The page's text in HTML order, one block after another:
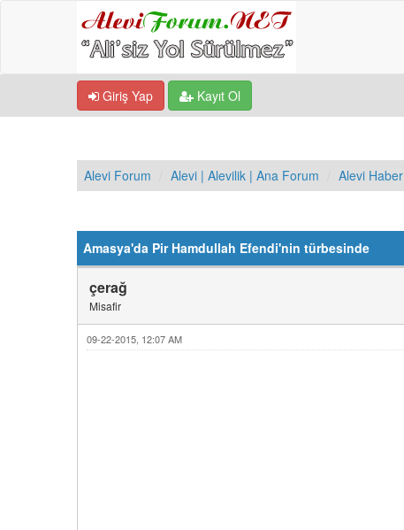
Giriş Yap Kayıt Ol
Alevi Forum Alevi | Alevilik | Ana Forum Alevi Haber
Amasya'da Pir Hamdullah Efendi'nin türbesinde
çerağ
Misafir
09-22-2015, 12:07 AM